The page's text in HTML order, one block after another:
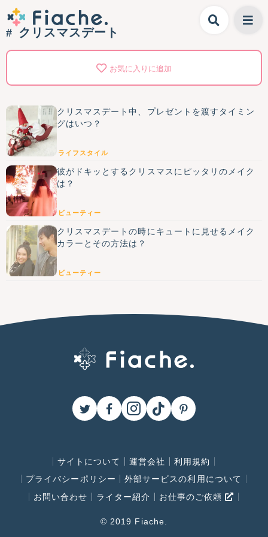
クリスマスデート
お気に入りに追加
クリスマスデート中、プレゼントを渡すタイミン
グはいつ？
ライフスタイル
彼がドキッとするクリスマスにピッタリのメイク
は？
ビューティー
クリスマスデートの時にキュートに見せるメイク
カラーとその方法は？
ビューティー
サイトについて 運営会社
利用規約
プライバシーポリシー
外部サービスの利用について
お問い合わせ
ライター紹介 お仕事のご依頼
© 2019 Fiache.